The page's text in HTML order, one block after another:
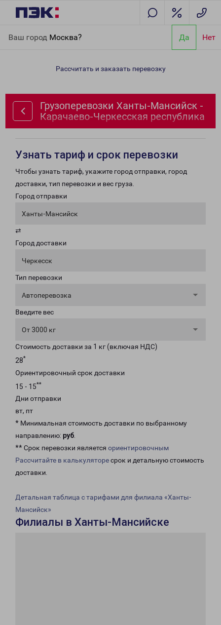
Ваш город Москва? Да Нет
Карачаево-Черкесская республика
Рассчитать и заказать перевозку
Грузоперевозки Ханты-Мансийск -
Карачаево-Черкесская республика
Узнать тариф и срок перевозки
Чтобы узнать тариф, укажите город отправки, город
доставки, тип перевозки и вес груза.
Город отправки
Ханты-Мансийск
⇄
Город доставки
Черкесск
Тип перевозки
Автоперевозка
Введите вес
От 3000 кг
Стоимость доставки за 1 кг (включая НДС)
28*
Ориентировочный срок доставки
15 - 15**
Дни отправки
вт, пт
* Минимальная стоимость доставки по выбранному
направлению: руб.
** Срок перевозки является ориентировочным
Рассчитайте в калькуляторесрок и детальную стоимость
доставки.
Детальная таблица с тарифами для филиала «Ханты-
Мансийск»
Филиалы в Ханты-Мансийске